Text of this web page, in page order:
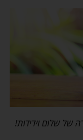
של שלום וידידות!